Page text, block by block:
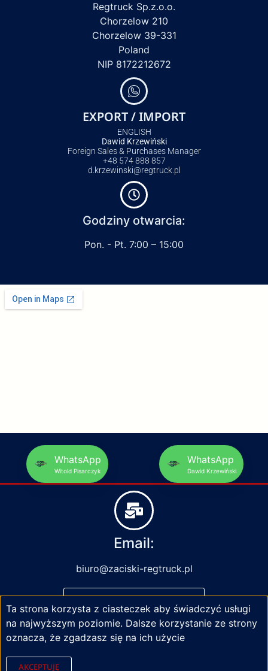
Regtruck Sp.z.o.o.
Chorzelow 210
Chorzelow 39-331
Poland
NIP 8172212672
EXPORT / IMPORT
ENGLISH
Dawid Krzewiński
Foreign Sales & Purchases Manager
+48 574 888 857
d.krzewinski@regtruck.pl
Godziny otwarcia:
Pon. - Pt. 7:00 – 15:00
WhatsApp
Witold Pisarczyk
WhatsApp
Dawid Krzewiński
Email:
biuro@zaciski-regtruck.pl
NAPISZ DO NAS
Ta strona korzysta z ciasteczek aby świadczyć usługi
na najwyższym poziomie. Dalsze korzystanie ze strony
oznacza, że zgadzasz się na ich użycie
AKCEPTUJĘ